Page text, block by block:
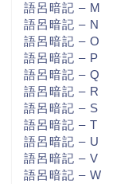
語呂暗記 – M
語呂暗記 – N
語呂暗記 – O
語呂暗記 – P
語呂暗記 – Q
語呂暗記 – R
語呂暗記 – S
語呂暗記 – T
語呂暗記 – U
語呂暗記 – V
語呂暗記 – W